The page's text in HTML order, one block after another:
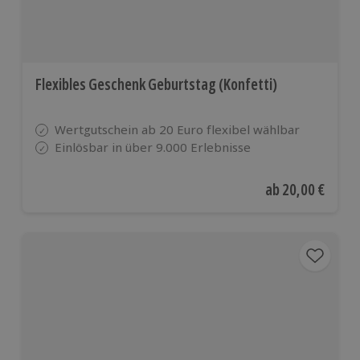
Flexibles Geschenk Geburtstag (Konfetti)
Wertgutschein ab 20 Euro flexibel wählbar
Einlösbar in über 9.000 Erlebnisse
Aktueller Preis
ab20,00 €